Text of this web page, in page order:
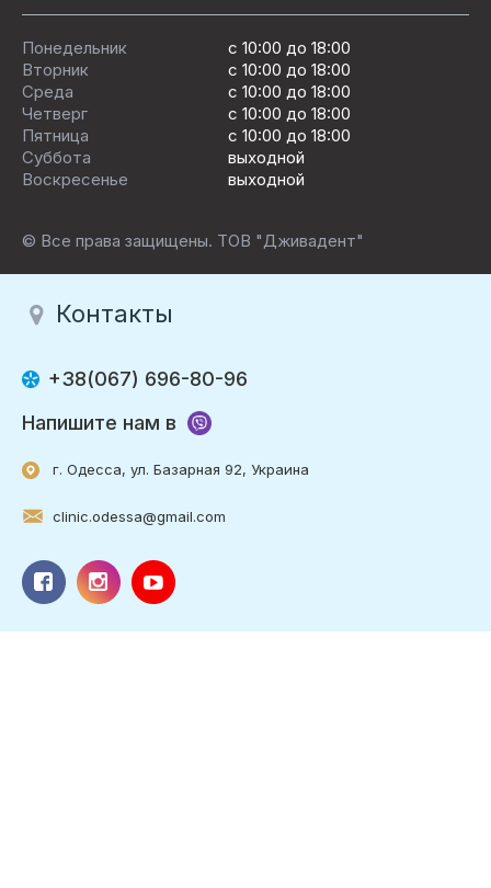
Понедельник
с 10:00 до 18:00
Вторник
с 10:00 до 18:00
Среда
с 10:00 до 18:00
Четверг
с 10:00 до 18:00
Пятница
c 10:00 до 18:00
Суббота
выходной
Воскресенье
выходной
© Все права защищены. ТОВ "Дживадент"
Контакты
+38(067) 696-80-96
Напишите нам в
г. Одесса, ул. Базарная 92, Украина
clinic.odessa@gmail.com